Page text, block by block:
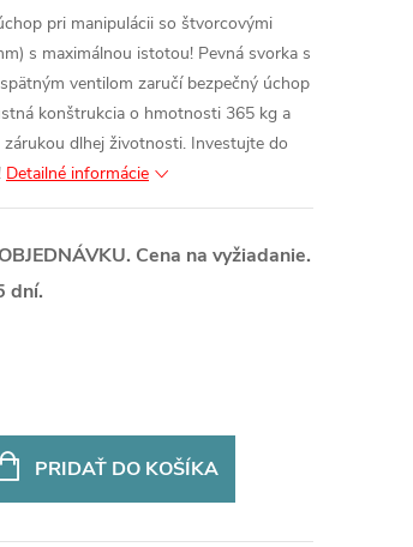
pri manipulácii so štvorcovými
s maximálnou istotou! Pevná svorka s
ventilom zaručí bezpečný úchop
konštrukcia o hmotnosti 365 kg a
dlhej životnosti. Investujte do
Detailné informácie
Cena na vyžiadanie.
dní.
PRIDAŤ DO KOŠÍKA